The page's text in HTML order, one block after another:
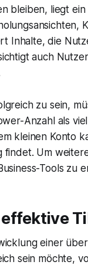
bleiben, liegt
Inhalte, die
auch
zu sein,
Anzahl als
kleinen Konto
findet. Um
Tools zu
effektive
einer
sein möchte,